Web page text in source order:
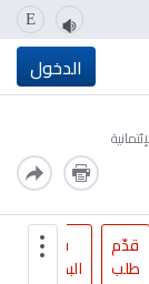
E
الدخول
قدّم
طلب
قارن
البطاقات